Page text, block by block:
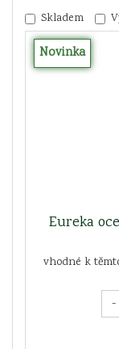
Skladem
Novinka
Eureka
vhodné k
-